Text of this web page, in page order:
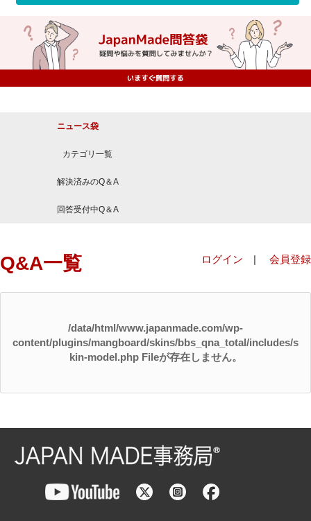
ニュース袋
カテゴリ一覧
解決済みのQ＆A
回答受付中Q＆A
Q&A一覧 ログイン | 会員登録
/data/html/www.japanmade.com/wp-
content/plugins/mangboard/skins/bbs_qna_total/includes/s
kin-model.php Fileが存在しません。